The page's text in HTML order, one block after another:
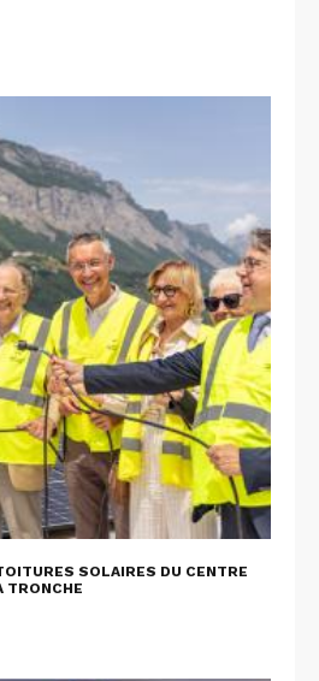
SOLAIRES DU CENTRE
TRONCHE